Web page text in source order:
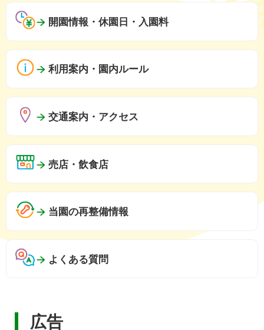
開園情報・休園日・入園料
利用案内・園内ルール
交通案内・アクセス
売店・飲食店
当園の再整備情報
よくある質問
広告